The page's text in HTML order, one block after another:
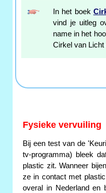
In het boek
vind je uitleg
name in het
Cirkel van Licht
Fysieke vervuiling
Bij een test van de
tv-programma) bleek
plastic zit. Wanneer
ze in contact met
overal in Nederland en